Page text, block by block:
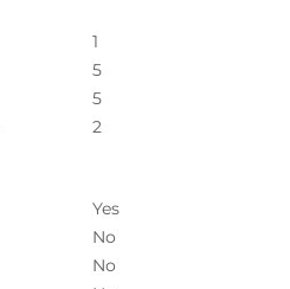
1
5
5
2
Yes
No
No